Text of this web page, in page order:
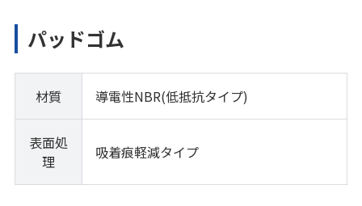
パッドゴム
材質 導電性NBR(低抵抗タイプ)
表面処
理
吸着痕軽減タイプ